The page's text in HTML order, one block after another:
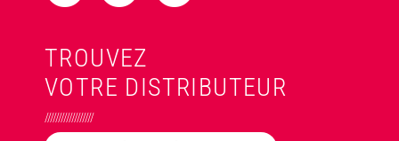
TROUVEZ
VOTRE DISTRIBUTEUR
//////////////////